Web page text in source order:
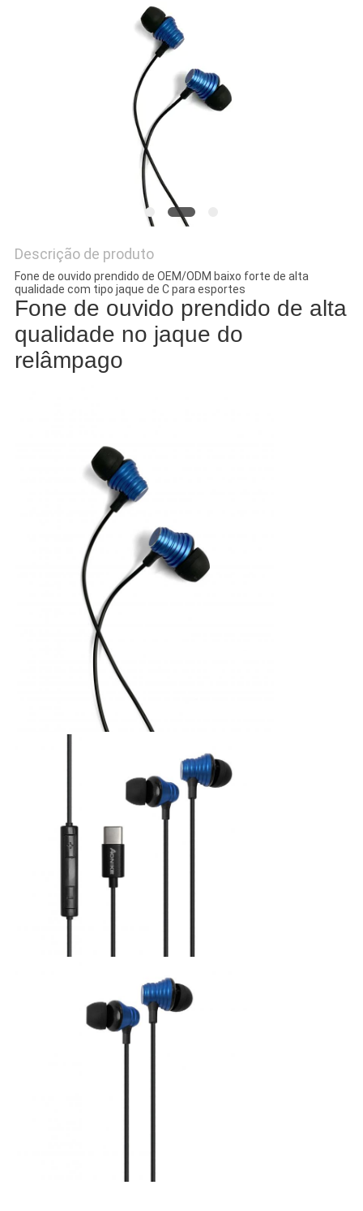
Descrição de produto
Fone de ouvido prendido de OEM/ODM baixo forte de alta
qualidade com tipo jaque de C para esportes
Fone de ouvido prendido de alta
qualidade no jaque do
relâmpago